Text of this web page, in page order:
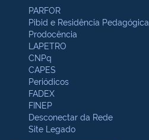
PARFOR
Pibid e Residência Pedagógica
Prodocência
LAPETRO
CNPq
CAPES
Periódicos
FADEX
FINEP
Desconectar da Rede
Site Legado